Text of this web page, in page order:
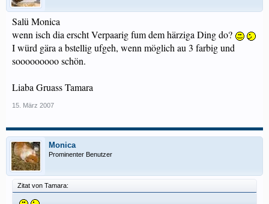
Salü Monica
wenn isch dia erscht Verpaarig fum dem härziga Ding do?
I würd gära a bstellig ufgeh, wenn möglich au 3 farbig und
sooooooooo schön.
Liaba Gruass Tamara
15. März 2007
Monica
Prominenter Benutzer
Zitat von Tamara: